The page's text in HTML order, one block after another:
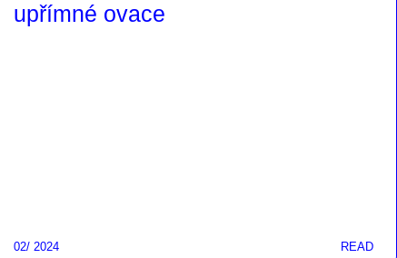
upřímné ovace
02/ 2024 READ